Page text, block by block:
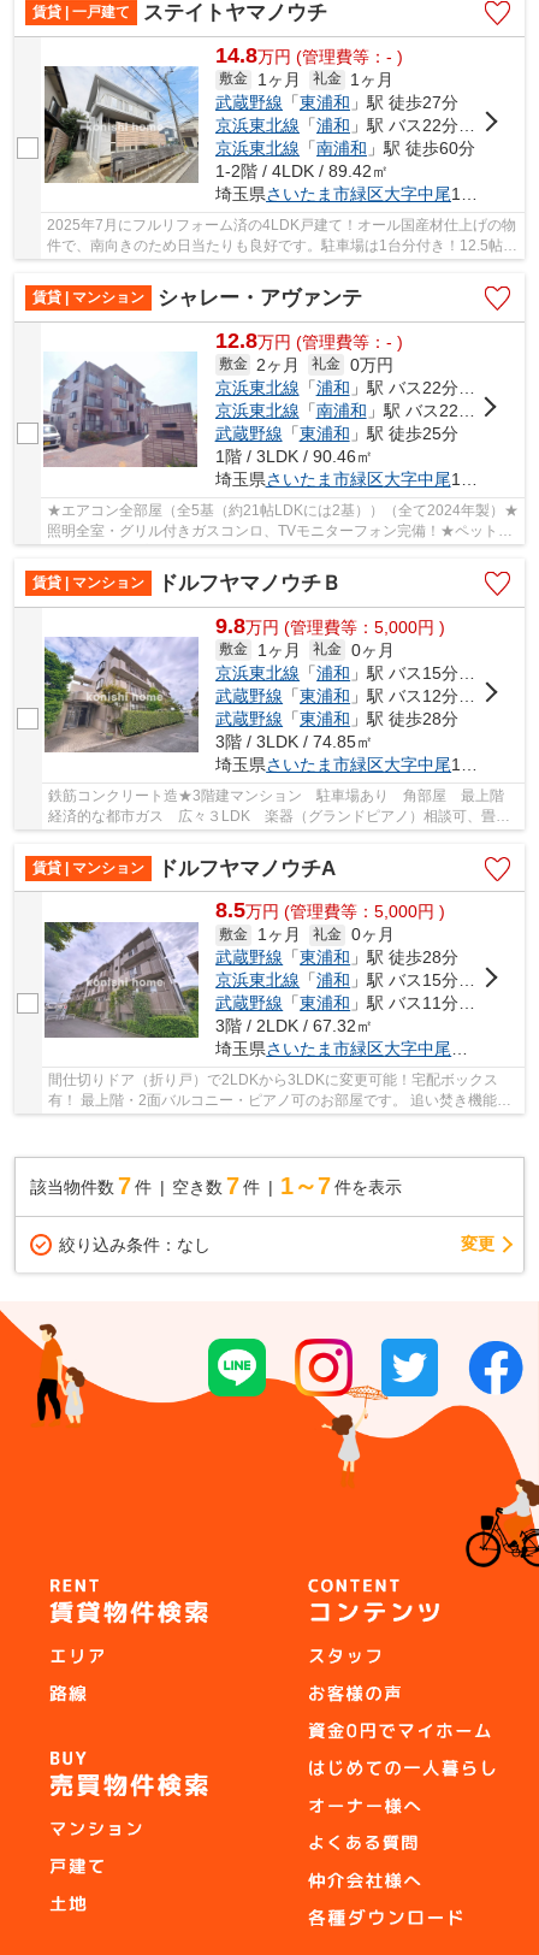
賃貸 | 一戸建て
ステイトヤマノウチ
14.8万円 (管理費等：- )
敷金 1ヶ月 礼金 1ヶ月
武蔵野線 「東浦和 」駅 徒歩27分
京浜東北線 「浦和 」駅 バス22分 「駒形（埼玉県）」 停歩6分
京浜東北線 「南浦和 」駅 徒歩60分
1-2階 / 4LDK / 89.42㎡
埼玉県さいたま市緑区大字中尾1380-3
2025年7月にフルリフォーム済の4LDK戸建て！オール国産材仕上げの物
件で、南向きのため日当たりも良好です。駐車場は1台分付き！12.5帖の
賃貸 | マンション
シャレー・アヴァンテ
12.8万円 (管理費等：- )
敷金 2ヶ月 礼金 0万円
京浜東北線 「浦和 」駅 バス22分 「駒形」 停歩3分
京浜東北線 「南浦和 」駅 バス22分 「駒形（埼玉県）」 停歩3分
武蔵野線 「東浦和 」駅 徒歩25分
1階 / 3LDK / 90.46㎡
埼玉県さいたま市緑区大字中尾1588-5
★エアコン全部屋（全5基（約21帖LDKには2基））（全て2024年製）★
照明全室・グリル付きガスコンロ、TVモニターフォン完備！★ペット・
ピアノ（アップライトご相談可！★駐車場空きあり・...
賃貸 | マンション
ドルフヤマノウチＢ
9.8万円 (管理費等：5,000円 )
敷金 1ヶ月 礼金 0ヶ月
京浜東北線 「浦和 」駅 バス15分 「駒形（埼玉県）」 停歩5分
武蔵野線 「東浦和 」駅 バス12分 「駒形（埼玉県）」 停歩5分
武蔵野線 「東浦和 」駅 徒歩28分
3階 / 3LDK / 74.85㎡
埼玉県さいたま市緑区大字中尾1377-5
鉄筋コンクリート造★3階建マンション 駐車場あり 角部屋 最上階
経済的な都市ガス 広々３LDK 楽器（グランドピアノ）相談可、畳ス
ペースがあり、子供の遊び場やお昼寝スペースと...
賃貸 | マンション
ドルフヤマノウチA
8.5万円 (管理費等：5,000円 )
敷金 1ヶ月 礼金 0ヶ月
武蔵野線 「東浦和 」駅 徒歩28分
京浜東北線 「浦和 」駅 バス15分 「駒形（埼玉県）」 停歩5分
武蔵野線 「東浦和 」駅 バス11分 「芝原三丁目」 停歩5分
3階 / 2LDK / 67.32㎡
埼玉県さいたま市緑区大字中尾１３７７-
間仕切りドア（折り戸）で2LDKから3LDKに変更可能！宅配ボックス
有！ 最上階・2面バルコニー・ピアノ可のお部屋です。 追い焚き機能付
該当物件数 7件 空き数 7 件 1～7 件を表示
絞り込み条件： なし 変更